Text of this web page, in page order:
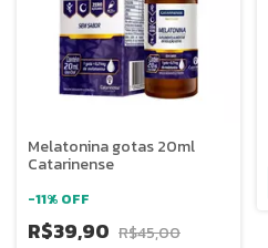
Melatonina gotas 20ml
Catarinense
-11% OFF
R$39,90 R$45,00